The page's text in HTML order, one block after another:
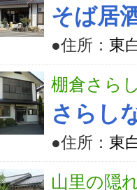
そば居
●住所： 東
棚倉さら
さらし
●住所： 東
山里の隠